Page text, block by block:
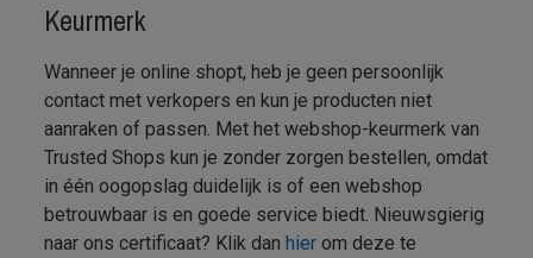
Keurmerk
Wanneer je online shopt, heb je geen persoonlijk
contact met verkopers en kun je producten niet
aanraken of passen. Met het webshop-keurmerk van
Trusted Shops kun je zonder zorgen bestellen, omdat
in één oogopslag duidelijk is of een webshop
betrouwbaar is en goede service biedt. Nieuwsgierig
naar ons certificaat? Klik danhier om deze te